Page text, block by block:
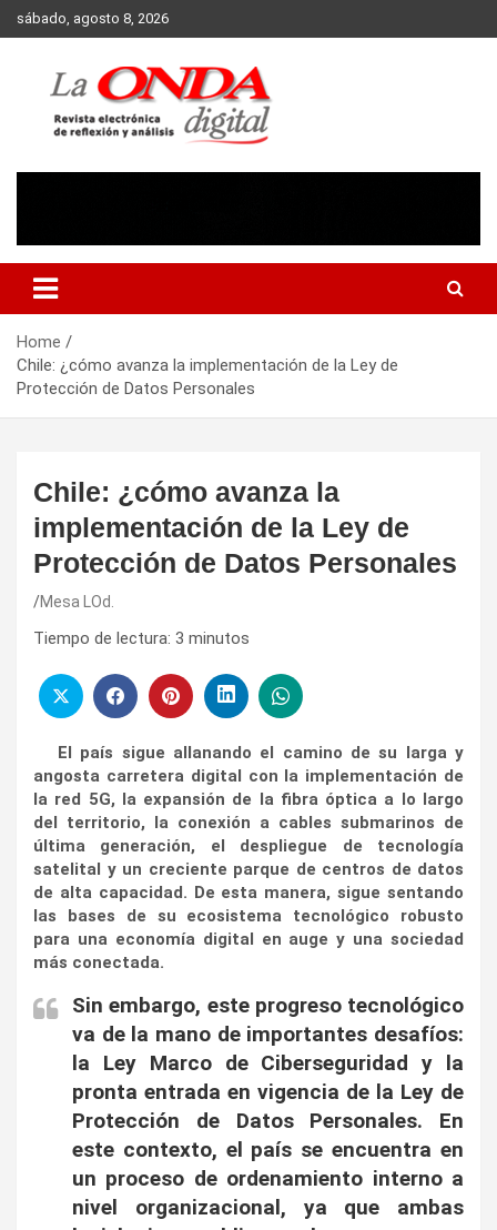
Skip
to
sábado, agosto 8, 2026
Home
Chile: ¿cómo avanza la implementación de la Ley de
Protección de Datos Personales
Chile: ¿cómo avanza la
implementación de la Ley de
Protección de Datos Personales
Mesa LOd.
Tiempo de lectura: 3 minutos
El país sigue allanando el camino de su larga y
angosta carretera digital con la implementación de
la red 5G, la expansión de la fibra óptica a lo largo
del territorio, la conexión a cables submarinos de
última generación, el despliegue de tecnología
satelital y un creciente parque de centros de datos
de alta capacidad. De esta manera, sigue sentando
las bases de su ecosistema tecnológico robusto
para una economía digital en auge y una sociedad
más conectada.
Sin embargo, este progreso tecnológico
va de la mano de importantes desafíos:
la Ley Marco de Ciberseguridad y la
pronta entrada en vigencia de la Ley de
Protección de Datos Personales. En
este contexto, el país se encuentra en
un proceso de ordenamiento interno a
nivel organizacional, ya que ambas